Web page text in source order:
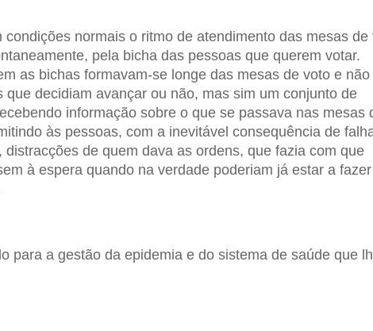
condições normais o ritmo de atendimento das mesas de
pela bicha das pessoas que querem votar.
as bichas formavam-se longe das mesas de voto e não
que decidiam avançar ou não, mas sim um conjunto de
informação sobre o que se passava nas mesas
às pessoas, com a inevitável consequência de
distracções de quem dava as ordens, que fazia com que
à espera quando na verdade poderiam já estar a
para a gestão da epidemia e do sistema de saúde que